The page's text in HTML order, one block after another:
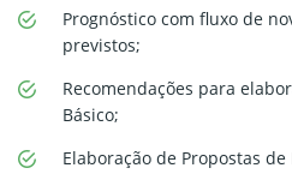
Prognóstico com fluxo de
previstos;
Recomendações para
Básico;
Elaboração de Propostas